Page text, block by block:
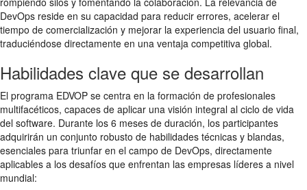
DevOps reside en su capacidad para reducir errores, acelerar el
tiempo de comercialización y mejorar la experiencia del usuario final,
traduciéndose directamente en una ventaja competitiva global.
Habilidades clave que se desarrollan
El programa EDVOP se centra en la formación de profesionales
multifacéticos, capaces de aplicar una visión integral al ciclo de vida
del software. Durante los 6 meses de duración, los participantes
adquirirán un conjunto robusto de habilidades técnicas y blandas,
esenciales para triunfar en el campo de DevOps, directamente
aplicables a los desafíos que enfrentan las empresas líderes a nivel
mundial: